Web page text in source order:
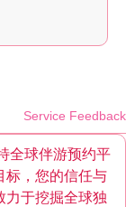
Service Feedback
全球伴游预约平
标，您的信任与
力于挖掘全球独